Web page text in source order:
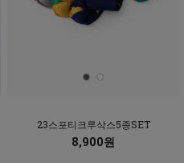
23스포티크루삭스5종SET
8,900원